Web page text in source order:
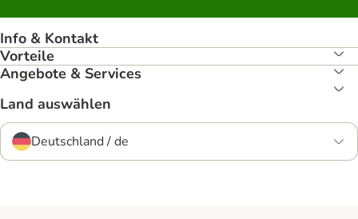
Info & Kontakt
Vorteile
Angebote & Services
Land auswählen
Deutschland / de